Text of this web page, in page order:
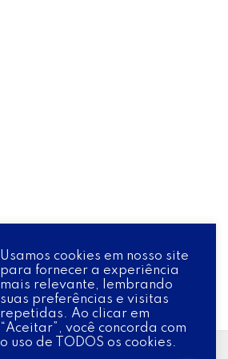
Usamos cookies em nosso site
para fornecer a experiência
mais relevante, lembrando
suas preferências e visitas
repetidas. Ao clicar em
“Aceitar”, você concorda com
o uso de TODOS os cookies.